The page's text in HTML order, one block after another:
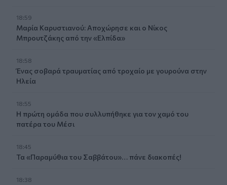
18:59
Μαρία Καρυστιανού: Αποχώρησε και ο Νίκος
Μπρουτζάκης από την «Ελπίδα»
18:58
Ένας σοβαρά τραυματίας από τροχαίο με γουρούνα στην
Ηλεία
18:55
Η πρώτη ομάδα που συλλυπήθηκε για τον χαμό του
πατέρα του Μέσι
18:45
Τα «Παραμύθια του Σαββάτου»… πάνε διακοπές!
18:38